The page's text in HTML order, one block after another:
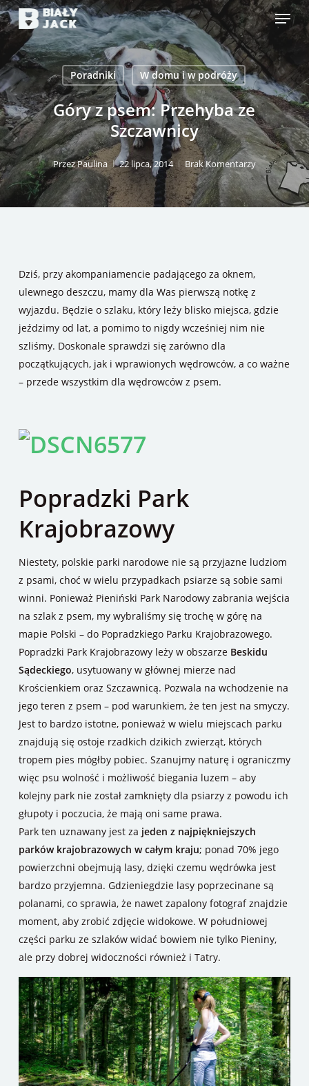
Skip
to
main
content
Menu
Poradniki W domu i w podróży
Góry z psem: Przehyba ze
Szczawnicy
PrzezPaulina 22 lipca, 2014 Brak Komentarzy
Dziś, przy akompaniamencie padającego za oknem,
ulewnego deszczu, mamy dla Was pierwszą notkę z
wyjazdu. Będzie o szlaku, który leży blisko miejsca, gdzie
jeździmy od lat, a pomimo to nigdy wcześniej nim nie
szliśmy. Doskonale sprawdzi się zarówno dla
początkujących, jak i wprawionych wędrowców, a co ważne
– przede wszystkim dla wędrowców z psem.
Popradzki Park
Krajobrazowy
Niestety, polskie parki narodowe nie są przyjazne ludziom
z psami, choć w wielu przypadkach psiarze są sobie sami
winni. Ponieważ Pieniński Park Narodowy zabrania wejścia
na szlak z psem, my wybraliśmy się trochę w górę na
mapie Polski – do Popradzkiego Parku Krajobrazowego.
Popradzki Park Krajobrazowy leży w obszarzeBeskidu
Sądeckiego, usytuowany w głównej mierze nad
Krościenkiem oraz Szczawnicą. Pozwala na wchodzenie na
jego teren z psem – pod warunkiem, że ten jest na smyczy.
Jest to bardzo istotne, ponieważ w wielu miejscach parku
znajdują się ostoje rzadkich dzikich zwierząt, których
tropem pies mógłby pobiec. Szanujmy naturę i ograniczmy
więc psu wolność i możliwość biegania luzem – aby
kolejny park nie został zamknięty dla psiarzy z powodu ich
głupoty i poczucia, że mają oni same prawa.
Park ten uznawany jest za jeden z najpiękniejszych
parków krajobrazowych w całym kraju; ponad 70% jego
powierzchni obejmują lasy, dzięki czemu wędrówka jest
bardzo przyjemna. Gdzieniegdzie lasy poprzecinane są
polanami, co sprawia, że nawet zapalony fotograf znajdzie
moment, aby zrobić zdjęcie widokowe. W południowej
części parku ze szlaków widać bowiem nie tylko Pieniny,
ale przy dobrej widoczności również i Tatry.